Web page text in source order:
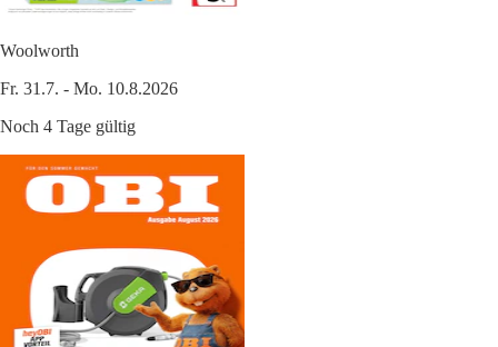
Woolworth
Fr. 31.7. - Mo. 10.8.2026
Noch 4 Tage gültig